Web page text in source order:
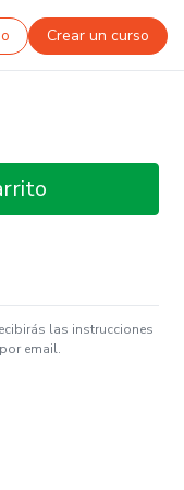
Crear un curso
las instrucciones
email.